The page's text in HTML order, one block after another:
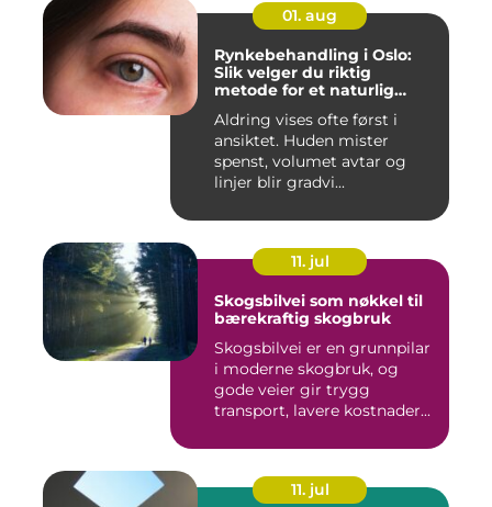
01. aug
Rynkebehandling i Oslo:
Slik velger du riktig
metode for et naturlig
Aldring vises ofte først i
ansiktet. Huden mister
spenst, volumet avtar og
linjer blir gradvi...
11. jul
Skogsbilvei som nøkkel til
bærekraftig skogbruk
Skogsbilvei er en grunnpilar
i moderne skogbruk, og
gode veier gir trygg
transport, lavere kostnader...
11. jul